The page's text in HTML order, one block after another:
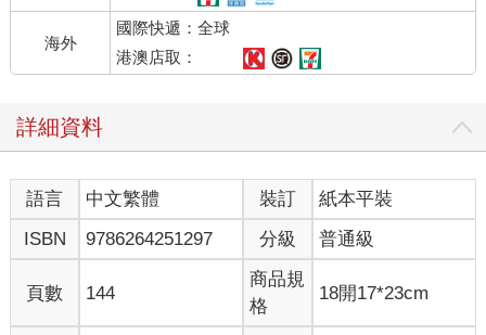
海外
國際快遞：全球
港澳店取：
詳細資料
語言 中文繁體 裝訂
紙本平裝
ISBN
9786264251297 分級 普通級
頁數 144
商品規
格
18開17*23cm